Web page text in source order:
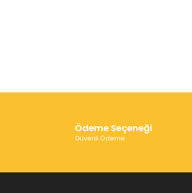
Ödeme Seçeneği
Güvenli Ödeme